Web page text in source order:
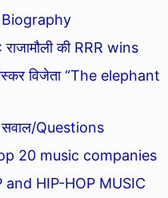
Biography
की RRR wins
विजेता “The elephant
Questions
20 music companies
and HIP-HOP MUSIC